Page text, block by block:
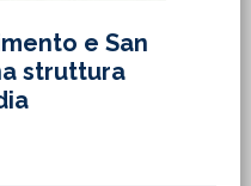
e San
struttura